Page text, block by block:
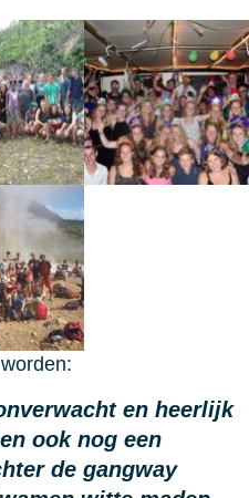
en heerlijk
ook nog een
de gangway